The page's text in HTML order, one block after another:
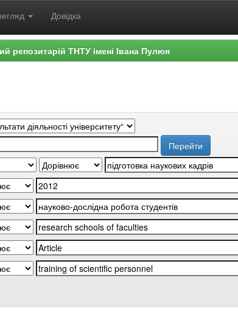
Довідка
репозитарій ТНТУ імені Івана Пулюя